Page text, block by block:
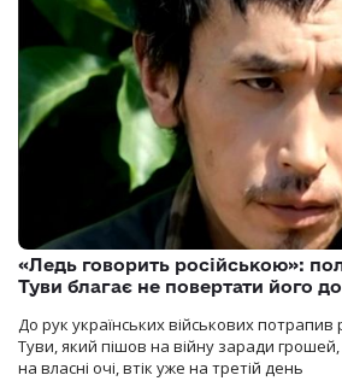
«Ледь говорить російською»:
Туви благає не повертати його
До рук українських військових потрапив
Туви, який пішов на війну заради
на власні очі, втік уже на третій день